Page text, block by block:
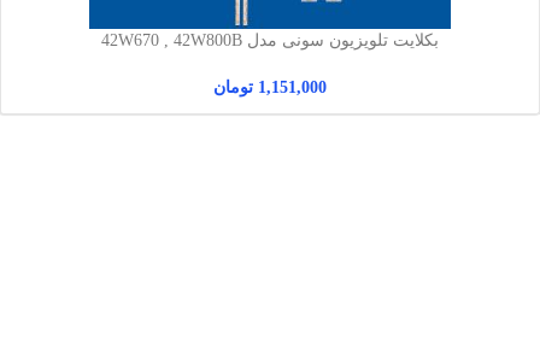
بکلایت تلویزیون سونی مدل 42W670 , 42W800B
1,151,000 تومان